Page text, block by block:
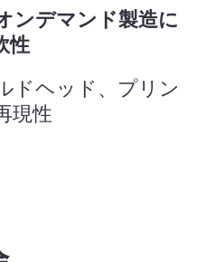
ンデマンド製造に
性
ドヘッド、プリン
現性